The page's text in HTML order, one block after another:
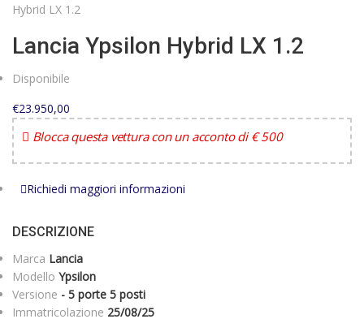
Lancia Ypsilon Hybrid LX 1.2
Disponibile
€23.950,00
Blocca questa vettura con un acconto di € 500
Richiedi maggiori informazioni
DESCRIZIONE
Marca Lancia
Modello Ypsilon
Versione - 5 porte 5 posti
Immatricolazione 25/08/25